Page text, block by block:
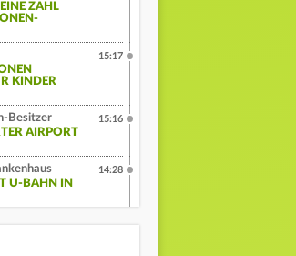
ZAHL
KINDER
15:17
Besitzer
AIRPORT
15:16
U-BAHN IN
14:28